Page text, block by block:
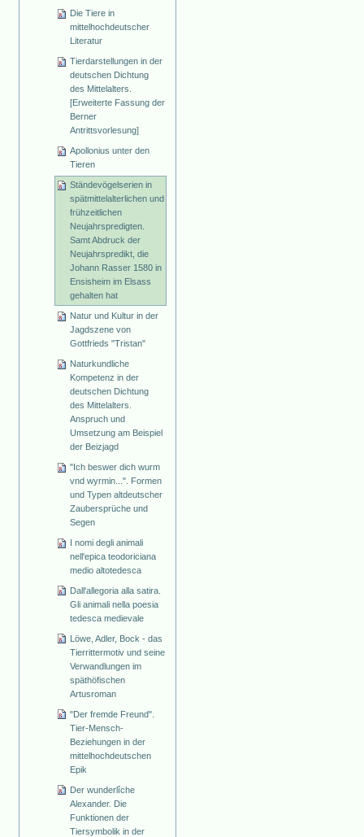
Die Tiere in
mittelhochdeutscher
Literatur
Tierdarstellungen in der
deutschen Dichtung
des Mittelalters.
[Erweiterte Fassung der
Berner
Antrittsvorlesung]
Apollonius unter den
Tieren
Ständevögelserien in
spätmittelalterlichen und
frühzeitlichen
Neujahrspredigten.
Samt Abdruck der
Neujahrspredikt, die
Johann Rasser 1580 in
Ensisheim im Elsass
gehalten hat
Natur und Kultur in der
Jagdszene von
Gottfrieds "Tristan"
Naturkundliche
Kompetenz in der
deutschen Dichtung
des Mittelalters.
Anspruch und
Umsetzung am Beispiel
der Beizjagd
"Ich beswer dich wurm
vnd wyrmin...". Formen
und Typen altdeutscher
Zaubersprüche und
Segen
I nomi degli animali
nell'epica teodoriciana
medio altotedesca
Dall'allegoria alla satira.
Gli animali nella poesia
tedesca medievale
Löwe, Adler, Bock - das
Tierrittermotiv und seine
Verwandlungen im
späthöfischen
Artusroman
"Der fremde Freund".
Tier-Mensch-
Beziehungen in der
mittelhochdeutschen
Epik
Der wunderlîche
Alexander. Die
Funktionen der
Tiersymbolik in der